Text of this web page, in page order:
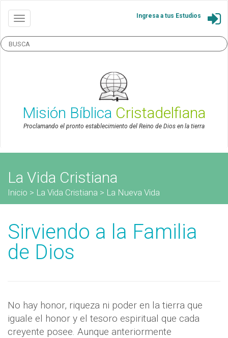
Ingresa a tus Estudios
Misión Bíblica Cristadelfiana
Proclamando el pronto establecimiento del Reino de Dios en la tierra
La Vida Cristiana
Inicio > La Vida Cristiana > La Nueva Vida
Sirviendo a la Familia
de Dios
No hay honor, riqueza ni poder en la tierra que
iguale el honor y el tesoro espiritual que cada
creyente posee. Aunque anteriormente